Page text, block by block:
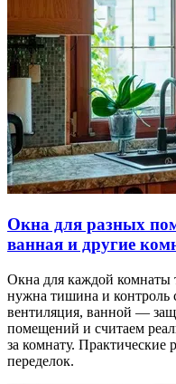
Окна для разных
ванная и другие
Окна для каждой комнаты
нужна тишина и контроль
вентиляция, ванной —
помещений и считаем
за комнату. Практические
переделок.